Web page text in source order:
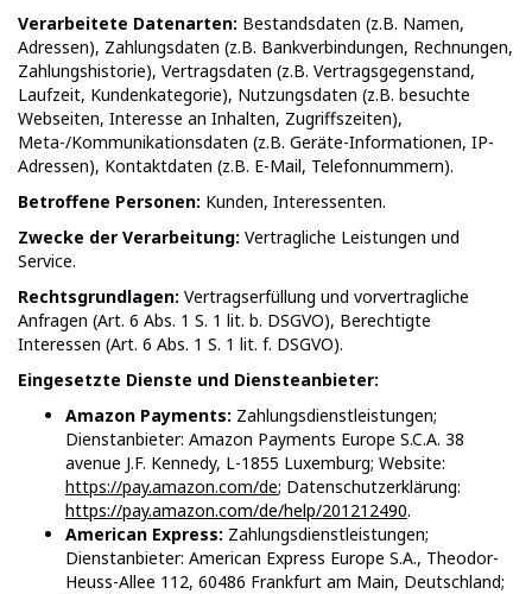
Verarbeitete Datenarten: Bestandsdaten (z.B. Namen,
Adressen), Zahlungsdaten (z.B. Bankverbindungen, Rechnungen,
Zahlungshistorie), Vertragsdaten (z.B. Vertragsgegenstand,
Laufzeit, Kundenkategorie), Nutzungsdaten (z.B. besuchte
Webseiten, Interesse an Inhalten, Zugriffszeiten),
Meta-/Kommunikationsdaten (z.B. Geräte-Informationen, IP-
Adressen), Kontaktdaten (z.B. E-Mail, Telefonnummern).
Betroffene Personen: Kunden, Interessenten.
Zwecke der Verarbeitung: Vertragliche Leistungen und
Service.
Rechtsgrundlagen: Vertragserfüllung und vorvertragliche
Anfragen (Art. 6 Abs. 1 S. 1 lit. b. DSGVO), Berechtigte
Interessen (Art. 6 Abs. 1 S. 1 lit. f. DSGVO).
Eingesetzte Dienste und Diensteanbieter:
Amazon Payments: Zahlungsdienstleistungen;
Dienstanbieter: Amazon Payments Europe S.C.A. 38
avenue J.F. Kennedy, L-1855 Luxemburg; Website:
https://pay.amazon.com/de; Datenschutzerklärung:
https://pay.amazon.com/de/help/201212490.
American Express: Zahlungsdienstleistungen;
Dienstanbieter: American Express Europe S.A., Theodor-
Heuss-Allee 112, 60486 Frankfurt am Main, Deutschland;